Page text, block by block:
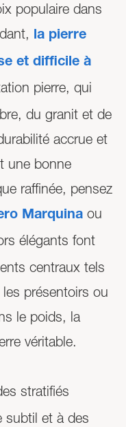
populaire dans
la pierre
et difficile à
pierre, qui
du granit et de
accrue et
une bonne
raffinée, pensez
Marquina ou
élégants font
centraux tels
présentoirs ou
le poids, la
véritable.
stratifiés
subtil et à des